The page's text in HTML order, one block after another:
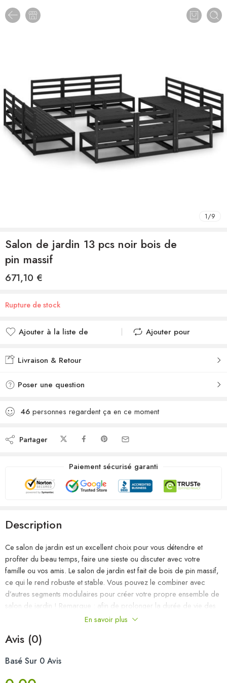
1/9
Salon de jardin 13 pcs noir bois de
pin massif
671,10 €
Rupture de stock
Ajouter à la liste de
Ajouté à la liste de
Ajouter pour
Livraison & Retour
Poser une question
46 personnes regardent ça en ce moment
Partager
Paiement sécurisé garanti
Description
Ce salon de jardin est un excellent choix pour vous détendre et
profiter du beau temps, faire une sieste ou discuter avec votre
famille ou vos amis. Le salon de jardin est fait de bois de pin massif,
ce qui le rend robuste et stable. Vous pouvez le combiner avec
d’autres segments modulaires pour créer votre propre ensemble de
salon de jardin ! Remarque : afin de prolonger la durée de vie des
meubles d’extérieur, nous vous recommandons de les protéger avec
Matériau : bois de pin massif
En savoir plus
Avis (0)
Basé Sur 0 Avis